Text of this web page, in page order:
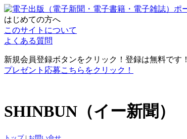
はじめての方へ
このサイトについて
よくある質問
新規会員登録ボタンをクリック！登録は無料です！
プレゼント応募こちらをクリック！
SHINBUN（イー新聞）